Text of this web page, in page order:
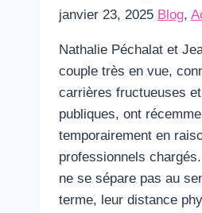
janvier 23, 2025 Blog,
Nathalie Péchalat et
couple très en vue,
carrières fructueuses
publiques, ont
temporairement en
professionnels
ne se sépare pas au
terme, leur distance